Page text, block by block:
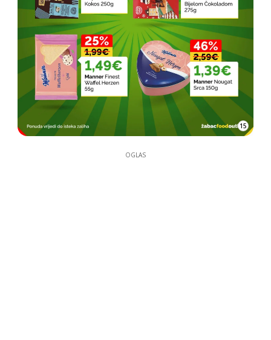
15
OGLAS